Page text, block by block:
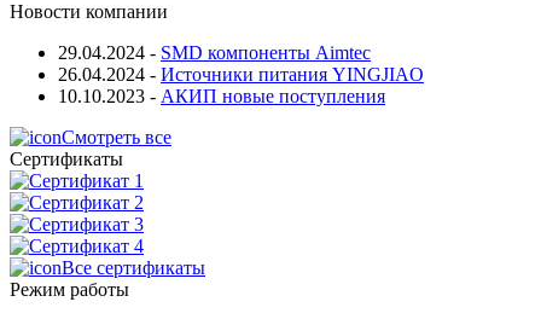
Новости компании
29.04.2024 - SMD компоненты Aimtec
26.04.2024 - Источники питания YINGJIAO
10.10.2023 - АКИП новые поступления
Смотреть все
Сертификаты
Все сертификаты
Режим работы